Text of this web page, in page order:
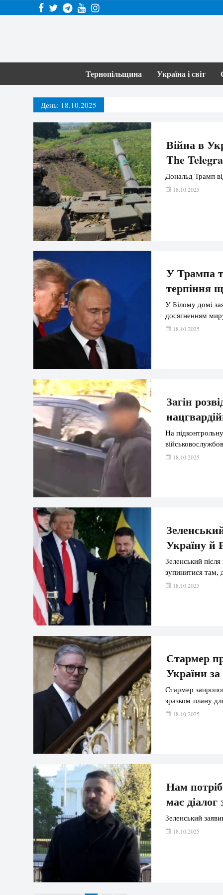
Тернопільщина Україна і світ
День: 18.10.2025
Війна в
The
Дональд Трамп
18.10.2025
У Трампа
терпіння
У Білому домі
досягненням
18.10.2025
Загін
На
18.10.2025
Україну й
Зеленський
зупинитися там,
18.10.2025
Стармер
України
Стармер
зразком плану
18.10.2025
Нам
має
Зеленський
18.10.2025